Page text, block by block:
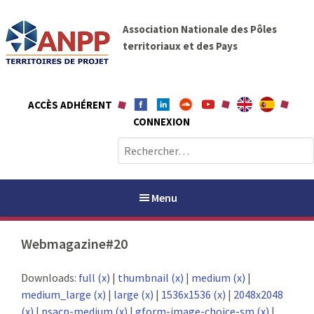
t
A
N
P
P
Association Nationale des Pôles
territoriaux et des Pays
ACCÈS ADHÉRENT
CONNEXION
e
c
c
e
r
Menu
ANPP
Webmagazine#20
Downloads: full (x) | thumbnail (x) | medium (x) |
medium_large (x) | large (x) | 1536x1536 (x) | 2048x2048
(x) | psacp-medium (x) | gform-image-choice-sm (x) |